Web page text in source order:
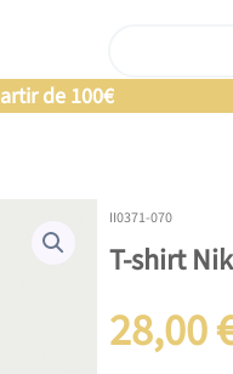
de 💘 assuré
II0371-070
T-shirt
28,00